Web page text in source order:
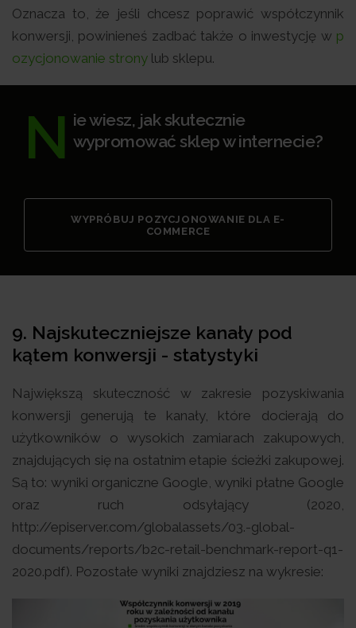
Oznacza to, że jeśli chcesz poprawić współczynnik
konwersji, powinieneś zadbać także o inwestycję w p
ozycjonowanie strony lub sklepu.
N ie wiesz, jak skutecznie
wypromować sklep w internecie?
WYPRÓBUJ POZYCJONOWANIE DLA E-
COMMERCE
9. Najskuteczniejsze kanały pod
kątem konwersji - statystyki
Największą skuteczność w zakresie pozyskiwania
konwersji generują te kanały, które docierają do
użytkowników o wysokich zamiarach zakupowych,
znajdujących się na ostatnim etapie ścieżki zakupowej.
Są to: wyniki organiczne Google, wyniki płatne Google
oraz ruch odsyłający (2020,
http://episerver.com/globalassets/03.-global-
documents/reports/b2c-retail-benchmark-report-q1-
2020.pdf). Pozostałe wyniki znajdziesz na wykresie: